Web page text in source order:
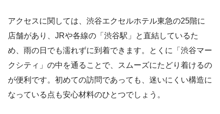
アクセスに関しては、渋谷エクセルホテル東急の25階に
店舗があり、JRや各線の「渋谷駅」と直結しているた
め、雨の日でも濡れずに到着できます。とくに「渋谷マー
クシティ」の中を通ることで、スムーズにたどり着けるの
が便利です。初めての訪問であっても、迷いにくい構造に
なっている点も安心材料のひとつでしょう。